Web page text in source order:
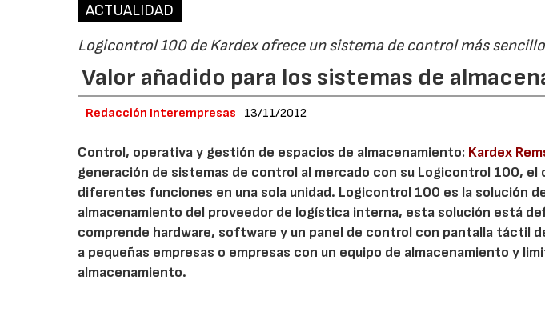
ACTUALIDAD
Logicontrol 100 de Kardex ofrece un sistema de control más sencillo
Valor añadido para los sistemas de
Redacción Interempresas 13/11/2012
Control, operativa y gestión de espacios de almacenamiento: Kardex
generación de sistemas de control al mercado con su Logicontrol 100, el
diferentes funciones en una sola unidad. Logicontrol 100 es la solución
almacenamiento del proveedor de logística interna, esta solución está
comprende hardware, software y un panel de control con pantalla táctil
a pequeñas empresas o empresas con un equipo de almacenamiento y
almacenamiento.